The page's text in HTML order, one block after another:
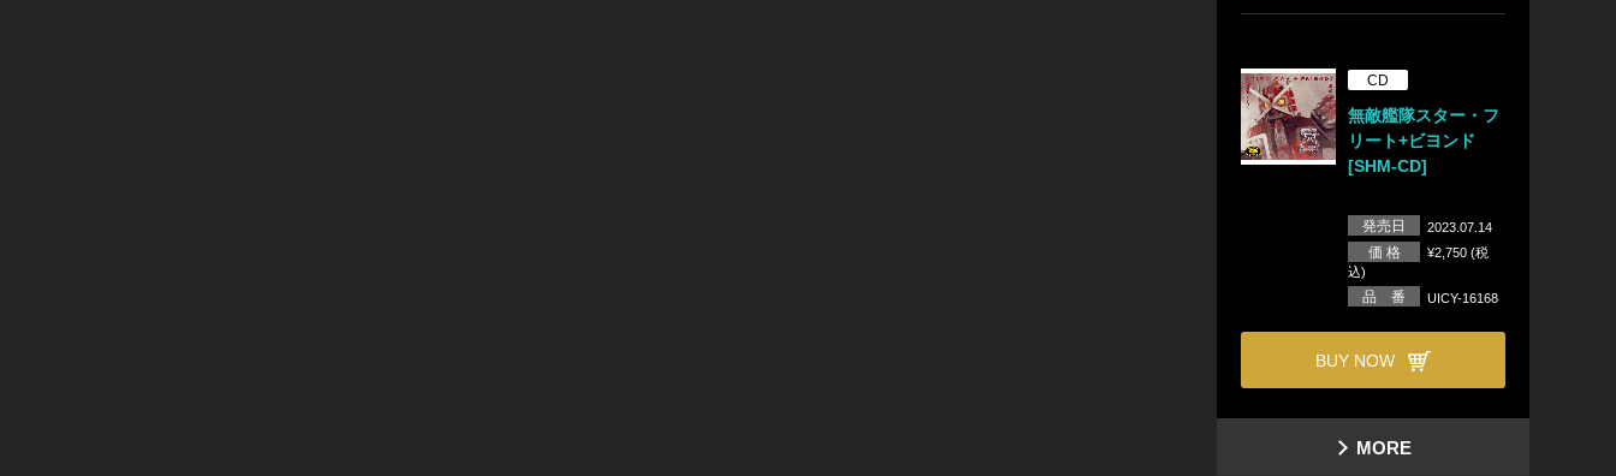
CD
無敵艦隊スター・フ
リート+ビヨンド
[SHM-CD]
発売日 2023.07.14
価 格
¥2,750 (税
込)
品 番 UICY-16168
BUY NOW
MORE